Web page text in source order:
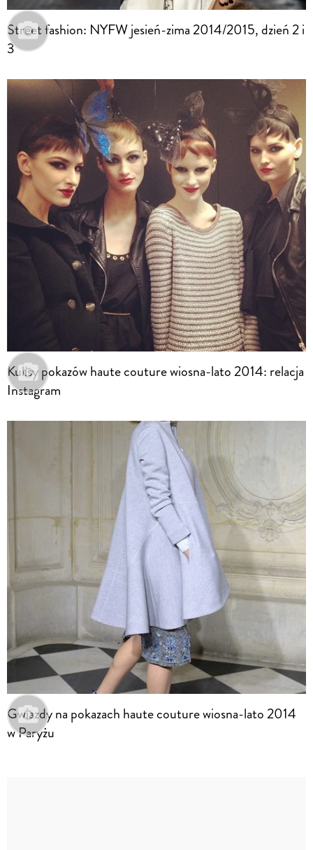
Street fashion: NYFW jesień-zima 2014/2015, dzień 2 i
3
Kulisy pokazów haute couture wiosna-lato 2014: relacja
Instagram
Gwiazdy na pokazach haute couture wiosna-lato 2014
w Paryżu